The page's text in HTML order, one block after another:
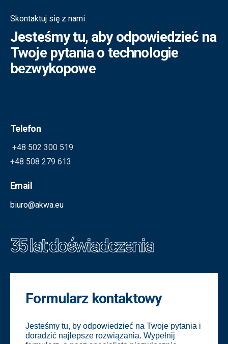
Skontaktuj się z nami
Jesteśmy tu, aby odpowiedzieć na
Twoje pytania o technologie
bezwykopowe
Telefon
+48 502 300 519
+48 508 279 613
Email
biuro@akwa.eu
35 lat doświadczenia
Formularz kontaktowy
Jesteśmy tu, by odpowiedzieć na Twoje pytania i
doradzić najlepsze rozwiązania. Wypełnij